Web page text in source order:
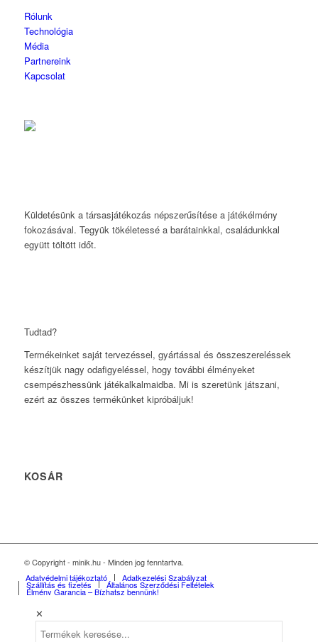
Rólunk
Technológia
Média
Partnereink
Kapcsolat
Küldetésünk a társasjátékozás népszerűsítése a játékélmény
fokozásával. Tegyük tökéletessé a barátainkkal, családunkkal
együtt töltött időt.
Tudtad?
Termékeinket saját tervezéssel, gyártással és összeszereléssek
készítjük nagy odafigyeléssel, hogy további élményeket
csempészhessünk játékalkalmaidba. Mi is szeretünk játszani,
ezért az összes termékünket kipróbáljuk!
KOSÁR
© Copyright - minik.hu - Minden jog fenntartva.
Adatvédelmi tájékoztató
Adatkezelési Szabályzat
Szállítás és fizetés Általános Szerződési Feltételek
Élmény Garancia – Bízhatsz bennünk!
✕